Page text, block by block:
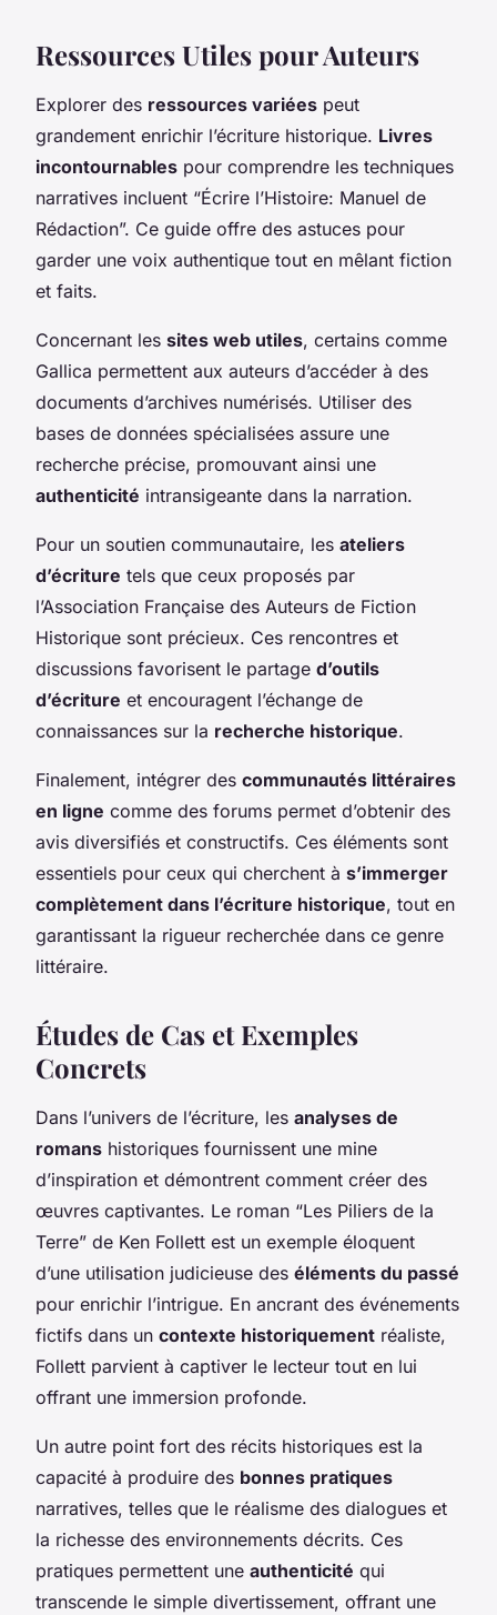
Ressources Utiles pour Auteurs
Explorer des ressources variées peut
grandement enrichir l’écriture historique. Livres
incontournables pour comprendre les techniques
narratives incluent “Écrire l’Histoire: Manuel de
Rédaction”. Ce guide offre des astuces pour
garder une voix authentique tout en mêlant fiction
et faits.
Concernant les sites web utiles, certains comme
Gallica permettent aux auteurs d’accéder à des
documents d’archives numérisés. Utiliser des
bases de données spécialisées assure une
recherche précise, promouvant ainsi une
authenticité intransigeante dans la narration.
Pour un soutien communautaire, les ateliers
d’écriture tels que ceux proposés par
l’Association Française des Auteurs de Fiction
Historique sont précieux. Ces rencontres et
discussions favorisent le partage d’outils
d’écriture et encouragent l’échange de
connaissances sur la recherche historique.
Finalement, intégrer des communautés littéraires
en ligne comme des forums permet d’obtenir des
avis diversifiés et constructifs. Ces éléments sont
essentiels pour ceux qui cherchent à s’immerger
complètement dans l’écriture historique, tout en
garantissant la rigueur recherchée dans ce genre
littéraire.
Études de Cas et Exemples
Concrets
Dans l’univers de l’écriture, les analyses de
romans historiques fournissent une mine
d’inspiration et démontrent comment créer des
œuvres captivantes. Le roman “Les Piliers de la
Terre” de Ken Follett est un exemple éloquent
d’une utilisation judicieuse des éléments du passé
pour enrichir l’intrigue. En ancrant des événements
fictifs dans un contexte historiquement réaliste,
Follett parvient à captiver le lecteur tout en lui
offrant une immersion profonde.
Un autre point fort des récits historiques est la
capacité à produire des bonnes pratiques
narratives, telles que le réalisme des dialogues et
la richesse des environnements décrits. Ces
pratiques permettent une authenticité qui
transcende le simple divertissement, offrant une